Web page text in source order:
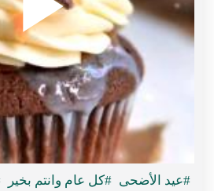
#عيد الأضحى #كل عام وانتم بخير